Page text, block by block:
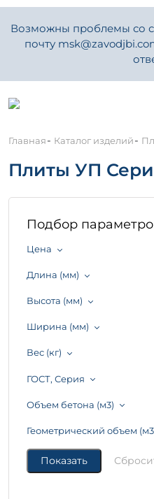
Возможны проблемы со
почту
Главная- Каталог изделий-
Плиты УП
Подбор
Цена
Длина (мм)
Высота (мм)
Ширина (мм)
Вес (кг)
ГОСТ, Серия
Объем бетона (м3)
Геометрический объем